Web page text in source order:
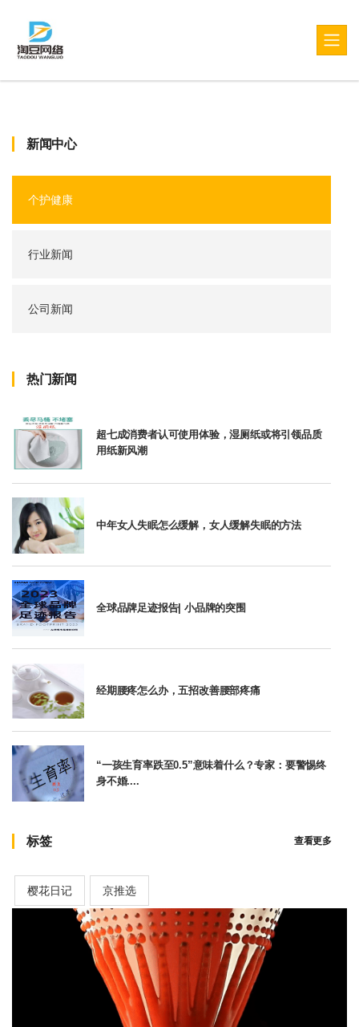
新闻中心
个护健康
行业新闻
公司新闻
热门新闻
超七成消费者认可使用体验，湿厕纸或将引领品质
用纸新风潮
中年女人失眠怎么缓解，女人缓解失眠的方法
全球品牌足迹报告| 小品牌的突围
经期腰疼怎么办，五招改善腰部疼痛
“一孩生育率跌至0.5”意味着什么？专家：要警惕终
身不婚....
标签 查看更多
樱花日记 京推选